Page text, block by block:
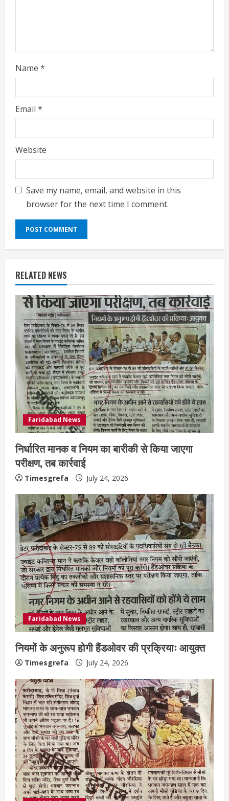
Name *
Email *
Website
Save my name, email, and website in this
browser for the next time I comment.
RELATED NEWS
Faridabad News
निर्धारित मानक व नियम का बारीकी से किया जाएगा
परीक्षण, तब कार्रवाई
Timesgrefa July 24, 2026
Faridabad News
नियमों के अनुरूप होगी हैंडओवर की प्रक्रियाः आयुक्त
Timesgrefa July 24, 2026